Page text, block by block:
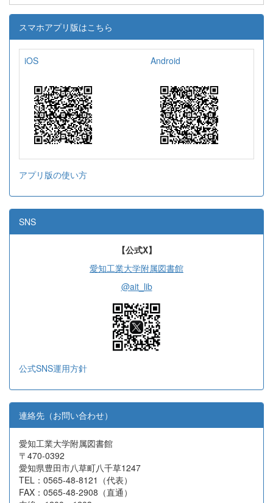
スマホアプリ版はこちら
iOS Android
アプリ版の使い方
SNS
【公式X】
愛知工業大学附属図書館
@ait_lib
公式SNS運用方針
連絡先（お問い合わせ）
愛知工業大学附属図書館
〒470-0392
愛知県豊田市八草町八千草1247
TEL：0565-48-8121（代表）
FAX：0565-48-2908（直通）